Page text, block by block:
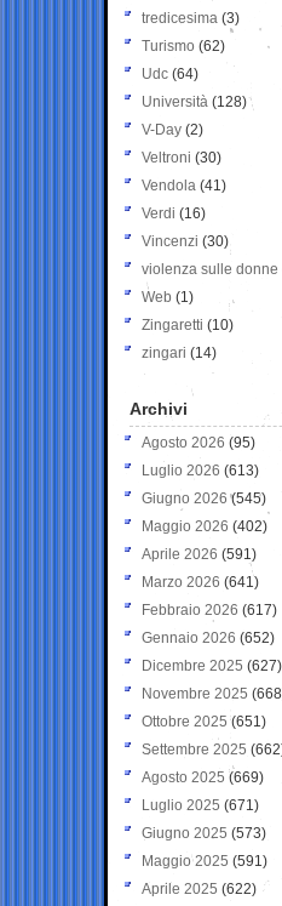
tredicesima (3)
Turismo (62)
Udc (64)
Università (128)
V-Day (2)
Veltroni (30)
Vendola (41)
Verdi (16)
Vincenzi (30)
violenza sulle donne
Web (1)
Zingaretti (10)
zingari (14)
Archivi
Agosto 2026 (95)
Luglio 2026 (613)
Giugno 2026 (545)
Maggio 2026 (402)
Aprile 2026 (591)
Marzo 2026 (641)
Febbraio 2026 (617)
Gennaio 2026 (652)
Dicembre 2025 (627)
Novembre 2025
Ottobre 2025 (651)
Settembre 2025
Agosto 2025 (669)
Luglio 2025 (671)
Giugno 2025 (573)
Maggio 2025 (591)
Aprile 2025 (622)